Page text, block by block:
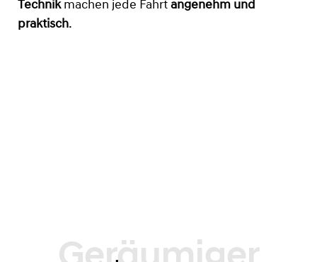
Technikmachen jede Fahrt angenehm und
praktisch.